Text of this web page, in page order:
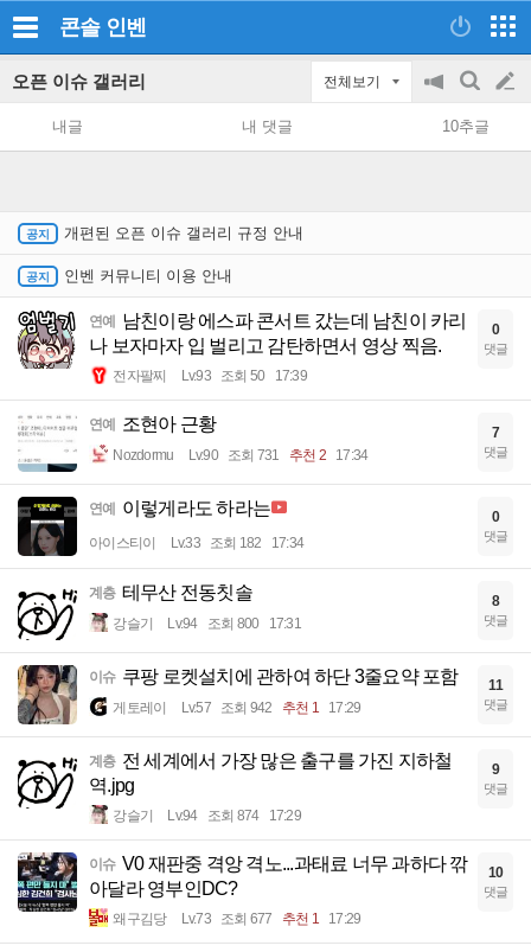
콘솔 인벤
오픈 이슈 갤러리 전체보기
공
지
on/off
검
색
글
쓰
내글 내 댓글 10추글
개편된 오픈 이슈 갤러리 규정 안내
인벤 커뮤니티 이용 안내
연예
남친이랑 에스파 콘서트 갔는데 남친이 카리
나 보자마자 입 벌리고 감탄하면서 영상 찍음.
전자팔찌 Lv.93 조회 50 17:39
0
댓글
연예 조현아 근황
Nozdormu Lv.90 조회 731 추천 2 17:34
7
댓글
연예 이렇게라도 하라는
아이스티이 Lv.33 조회 182 17:34
0
댓글
계층 테무산 전동칫솔
강슬기 Lv.94 조회 800 17:31
8
댓글
이슈 쿠팡 로켓설치에 관하여 하단 3줄요약 포함
게토레이 Lv.57 조회 942 추천 1 17:29
11
댓글
계층 전 세계에서 가장 많은 출구를 가진 지하철
역.jpg
강슬기 Lv.94 조회 874 17:29
9
댓글
이슈 V0 재판중 격앙 격노...과태료 너무 과하다 깎
아달라 영부인DC?
왜구김당 Lv.73 조회 677 추천 1 17:29
10
댓글